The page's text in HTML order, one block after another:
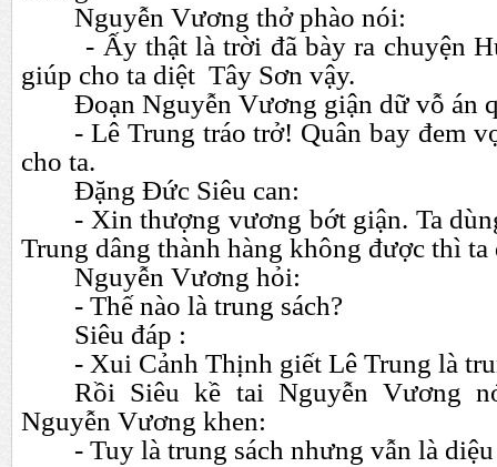
Nguyễn Vương thở phào nói:
- Ấy thật là trời đã bày ra chuyện
giúp cho ta diệt Tây Sơn vậy.
Đoạn Nguyễn Vương giận dữ vỗ án
- Lê Trung tráo trở! Quân bay đem
cho ta.
Đặng Đức Siêu can:
- Xin thượng vương bớt giận. Ta
Trung dâng thành hàng không được thì ta
Nguyễn Vương hỏi:
- Thế nào là trung sách?
Siêu đáp :
- Xui Cảnh Thịnh giết Lê Trung là
Rồi Siêu kề tai Nguyễn Vương
Nguyễn Vương khen:
- Tuy là trung sách nhưng vẫn là